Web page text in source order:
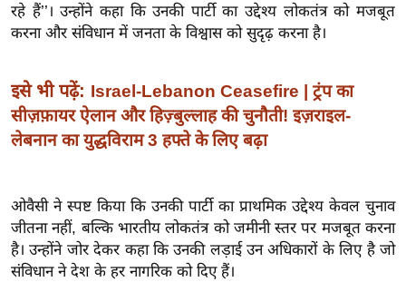
यं
ग
डि
या
सा
ज
ग
त
रहे हैं’’। उन्होंने कहा कि उनकी पार्टी का उद्देश्य लोकतंत्र को मजबूत
करना और संविधान में जनता के विश्वास को सुदृढ़ करना है।
इसे भी पढ़ें: Israel-Lebanon Ceasefire | ट्रंप का
सीज़फ़ायर ऐलान और हिज़्बुल्लाह की चुनौती! इज़राइल-
लेबनान का युद्धविराम 3 हफ्ते के लिए बढ़ा
ओवैसी ने स्पष्ट किया कि उनकी पार्टी का प्राथमिक उद्देश्य केवल चुनाव
जीतना नहीं, बल्कि भारतीय लोकतंत्र को जमीनी स्तर पर मजबूत करना
है। उन्होंने जोर देकर कहा कि उनकी लड़ाई उन अधिकारों के लिए है जो
संविधान ने देश के हर नागरिक को दिए हैं।